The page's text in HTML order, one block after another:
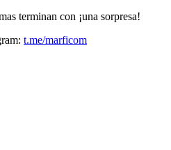
terminan con ¡una sorpresa!
t.me/marficom